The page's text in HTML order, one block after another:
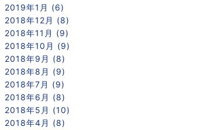
2019年1月 (6)
2018年12月 (8)
2018年11月 (9)
2018年10月 (9)
2018年9月 (8)
2018年8月 (9)
2018年7月 (9)
2018年6月 (8)
2018年5月 (10)
2018年4月 (8)